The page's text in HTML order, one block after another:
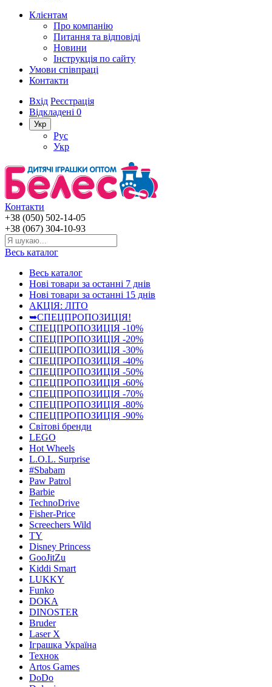
Клієнтам
Про компанію
Питання та відповіді
Новини
Інструкція по сайту
Умови співпраці
Контакти
Вхід Реєстрація
Відкладені 0
Укр
Рус
Укр
Контакти
+38 (050) 502-14-05
+38 (067) 304-10-93
Весь каталог
Весь каталог
Нові товари за останнi 7 днiв
Нові товари за останнi 15 днiв
АКЦІЯ: ЛІТО
➥СПЕЦПРОПОЗИЦІЯ!
СПЕЦПРОПОЗИЦІЯ -10%
СПЕЦПРОПОЗИЦІЯ -20%
СПЕЦПРОПОЗИЦІЯ -30%
СПЕЦПРОПОЗИЦІЯ -40%
СПЕЦПРОПОЗИЦІЯ -50%
СПЕЦПРОПОЗИЦІЯ -60%
СПЕЦПРОПОЗИЦІЯ -70%
СПЕЦПРОПОЗИЦІЯ -80%
СПЕЦПРОПОЗИЦІЯ -90%
Світові бренди
LEGO
Hot Wheels
L.O.L. Surprise
#Sbabam
Paw Patrol
Barbie
TechnoDrive
Fisher-Price
Screechers Wild
TY
Disney Princess
GooJitZu
Kiddi Smart
LUKKY
Funko
DOKA
DINOSTER
Bruder
Laser X
Іграшка Україна
Технок
Artos Games
DoDo